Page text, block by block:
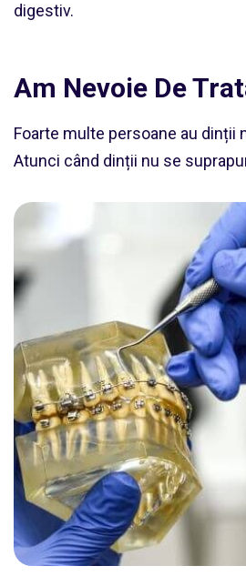
digestiv.
Am Nevoie De
Foarte multe persoane au dinții
Atunci când dinții nu se